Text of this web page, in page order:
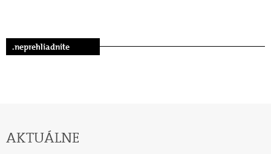
.neprehliadnite
AKTUÁLNE